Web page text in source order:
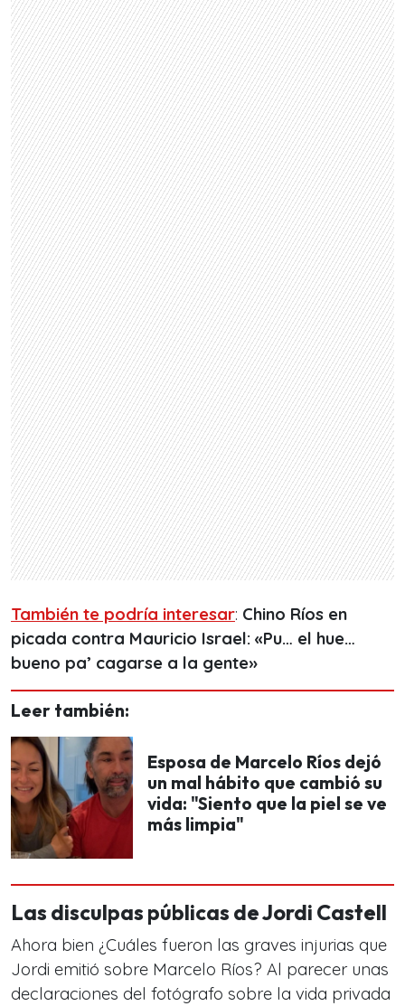
También te podría interesar: Chino Ríos en
picada contra Mauricio Israel: «Pu… el hue…
bueno pa’ cagarse a la gente»
Leer también:
Esposa de Marcelo Ríos dejó
un mal hábito que cambió su
vida: "Siento que la piel se ve
más limpia"
Las disculpas públicas de Jordi Castell
Ahora bien ¿Cuáles fueron las graves injurias que
Jordi emitió sobre Marcelo Ríos? Al parecer unas
declaraciones del fotógrafo sobre la vida privada